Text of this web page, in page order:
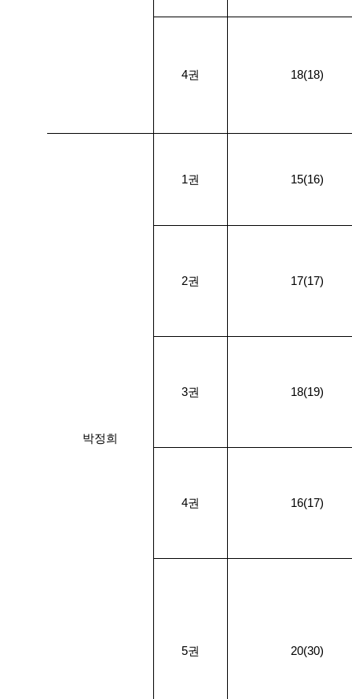
4권 18(18)
박정희
1권 15(16)
2권 17(17)
3권 18(19)
4권 16(17)
5권 20(30)